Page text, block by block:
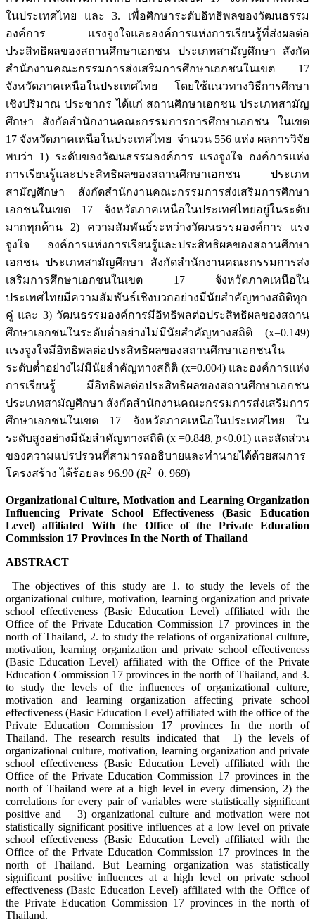
ในประเทศไทย และ 3. เพื่อศึกษาระดับอิทธิพลของวัฒนธรรม
องค์การ แรงจูงใจและองค์การแห่งการเรียนรู้ที่ส่งผลต่อ
ประสิทธิผลของสถานศึกษาเอกชน ประเภทสามัญศึกษา สังกัด
สำนักงานคณะกรรมการส่งเสริมการศึกษาเอกชนในเขต 17
จังหวัดภาคเหนือในประเทศไทย โดยใช้แนวทางวิธีการศึกษา
เชิงปริมาณ ประชากร ได้แก่ สถานศึกษาเอกชน ประเภทสามัญ
ศึกษา สังกัดสำนักงานคณะกรรมการการศึกษาเอกชน ในเขต
17 จังหวัดภาคเหนือในประเทศไทย จำนวน 556 แห่ง ผลการวิจัย
พบว่า 1) ระดับของวัฒนธรรมองค์การ แรงจูงใจ องค์การแห่ง
การเรียนรู้และประสิทธิผลของสถานศึกษาเอกชน ประเภท
สามัญศึกษา สังกัดสำนักงานคณะกรรมการส่งเสริมการศึกษา
เอกชนในเขต 17 จังหวัดภาคเหนือในประเทศไทยอยู่ในระดับ
มากทุกด้าน 2) ความสัมพันธ์ระหว่างวัฒนธรรมองค์การ แรง
จูงใจ องค์การแห่งการเรียนรู้และประสิทธิผลของสถานศึกษา
เอกชน ประเภทสามัญศึกษา สังกัดสำนักงานคณะกรรมการส่ง
เสริมการศึกษาเอกชนในเขต 17 จังหวัดภาคเหนือใน
ประเทศไทยมีความสัมพันธ์เชิงบวกอย่างมีนัยสำคัญทางสถิติทุก
คู่ และ 3) วัฒนธรรมองค์การมีอิทธิพลต่อประสิทธิผลของสถาน
ศึกษาเอกชนในระดับต่ำอย่างไม่มีนัยสำคัญทางสถิติ (x=0.149)
แรงจูงใจมีอิทธิพลต่อประสิทธิผลของสถานศึกษาเอกชนใน
ระดับต่ำอย่างไม่มีนัยสำคัญทางสถิติ (x=0.004) และองค์การแห่ง
การเรียนรู้ มีอิทธิพลต่อประสิทธิผลของสถานศึกษาเอกชน
ประเภทสามัญศึกษา สังกัดสำนักงานคณะกรรมการส่งเสริมการ
ศึกษาเอกชนในเขต 17 จังหวัดภาคเหนือในประเทศไทย ใน
ระดับสูงอย่างมีนัยสำคัญทางสถิติ (x =0.848, p<0.01) และสัดส่วน
ของความแปรปรวนที่สามารถอธิบายและทำนายได้ด้วยสมการ
โครงสร้าง ได้ร้อยละ 96.90 (R2=0. 969)
Organizational Culture, Motivation and Learning Organization
Influencing Private School Effectiveness (Basic Education
Level) affiliated With the Office of the Private Education
Commission 17 Provinces In the North of Thailand
ABSTRACT
The objectives of this study are 1. to study the levels of the
organizational culture, motivation, learning organization and private
school effectiveness (Basic Education Level) affiliated with the
Office of the Private Education Commission 17 provinces in the
north of Thailand, 2. to study the relations of organizational culture,
motivation, learning organization and private school effectiveness
(Basic Education Level) affiliated with the Office of the Private
Education Commission 17 provinces in the north of Thailand, and 3.
to study the levels of the influences of organizational culture,
motivation and learning organization affecting private school
effectiveness (Basic Education Level) affiliated with the office of the
Private Education Commission 17 provinces In the north of
Thailand. The research results indicated that 1) the levels of
organizational culture, motivation, learning organization and private
school effectiveness (Basic Education Level) affiliated with the
Office of the Private Education Commission 17 provinces in the
north of Thailand were at a high level in every dimension, 2) the
correlations for every pair of variables were statistically significant
positive and 3) organizational culture and motivation were not
statistically significant positive influences at a low level on private
school effectiveness (Basic Education Level) affiliated with the
Office of the Private Education Commission 17 provinces in the
north of Thailand. But Learning organization was statistically
significant positive influences at a high level on private school
effectiveness (Basic Education Level) affiliated with the Office of
the Private Education Commission 17 provinces in the north of
Thailand.